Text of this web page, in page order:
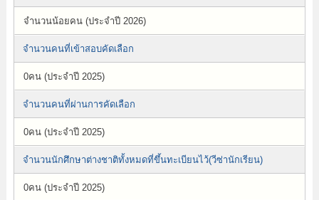
จำนวนน้อยคน (ประจำปี 2026)
จำนวนคนที่เข้าสอบคัดเลือก
0คน (ประจำปี 2025)
จำนวนคนที่ผ่านการคัดเลือก
0คน (ประจำปี 2025)
จำนวนนักศึกษาต่างชาติทั้งหมดที่ขึ้นทะเบียนไว้(วีซ่านักเรียน)
0คน (ประจำปี 2025)